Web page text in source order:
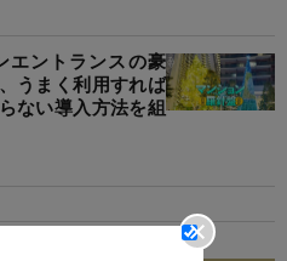
エントランスの豪
うまく利用すれば
ない導入方法を組